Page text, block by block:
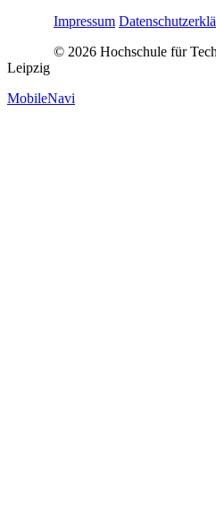
Impressum
© 2026 Hochschule für
Leipzig
MobileNavi